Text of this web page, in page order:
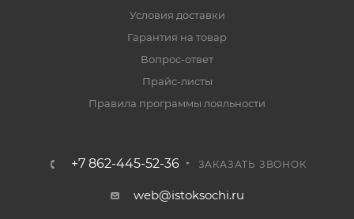
Условия доставки
Гарантия на товар
Вопрос-ответ
Прайс-листы
Правила программы лояльности
+7 862-445-52-36 ЗАКАЗАТЬ ЗВОНОК
web@istoksochi.ru